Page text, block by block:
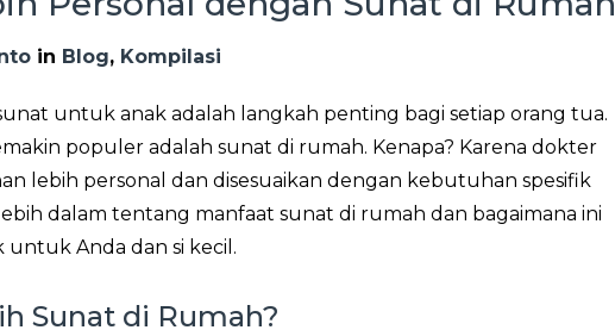
in Blog, Kompilasi
untuk anak adalah langkah penting bagi setiap orang tua.
populer adalah sunat di rumah. Kenapa? Karena dokter
lebih personal dan disesuaikan dengan kebutuhan spesifik
dalam tentang manfaat sunat di rumah dan bagaimana ini
untuk Anda dan si kecil.
Sunat di Rumah?